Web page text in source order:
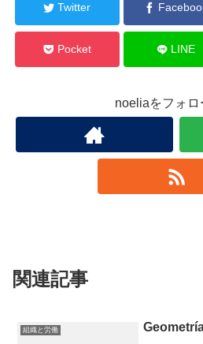
Twitter
Pocket LINE
noeliaをフォロ
関連記事
組織と労働